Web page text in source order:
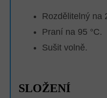
Rozdělitelný na
Praní na 95 °C.
Sušit volně.
SLOŽENÍ